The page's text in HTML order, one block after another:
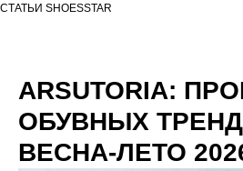
СТАТЬИ SHOESSTAR
ARSUTORIA:
ОБУВНЫХ
ВЕСНА-ЛЕТО